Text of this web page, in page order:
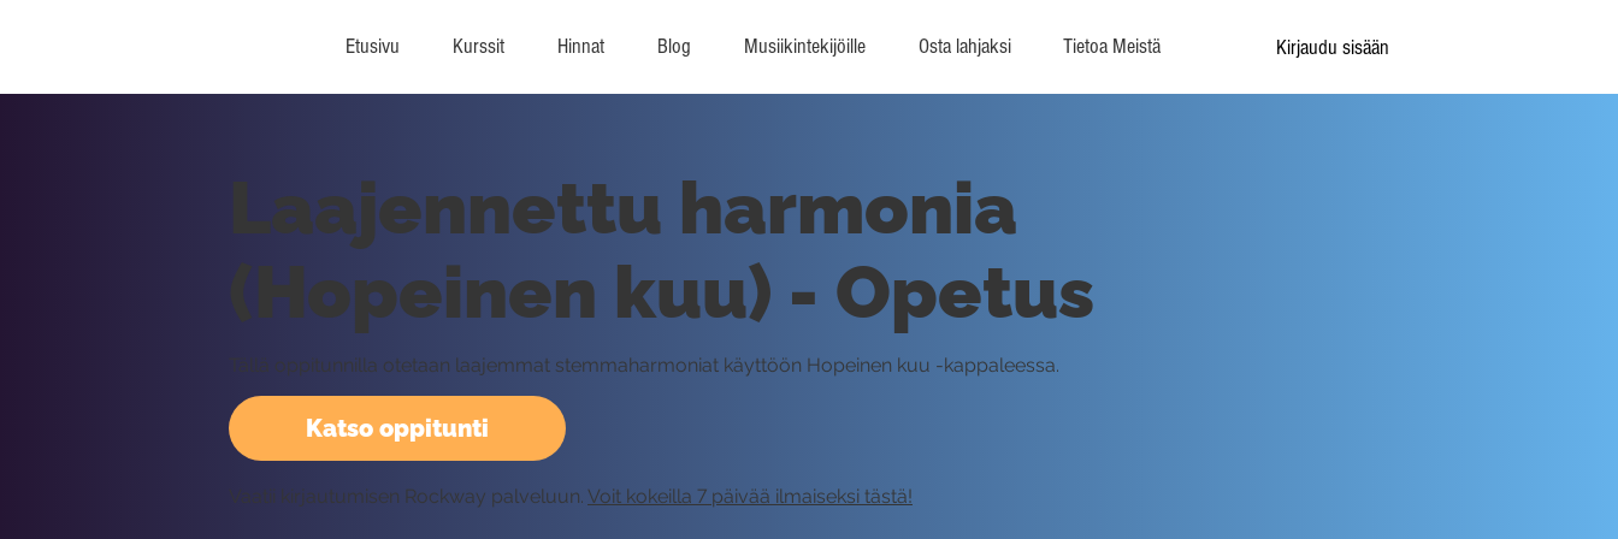
Etusivu Kurssit Hinnat Blog Musiikintekijöille Osta lahjaksi Tietoa Meistä Kirjaudu sisään
Katso oppitunti
Laajennettu harmonia
(Hopeinen kuu) - Opetus
Tällä oppitunnilla otetaan laajemmat stemmaharmoniat käyttöön Hopeinen kuu -kappaleessa.
Vaatii kirjautumisen Rockway palveluun. Voit kokeilla 7 päivää ilmaiseksi tästä!